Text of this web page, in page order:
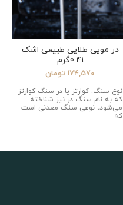
در مویی طلایی طبیعی اشک
0.41گرم
174,570 تومان
نوع سنگ: کوارتز یا در سنگ کوارتز
که به نام سنگ در نیز شناخته
می‌شود، نوعی سنگ معدنی است
که